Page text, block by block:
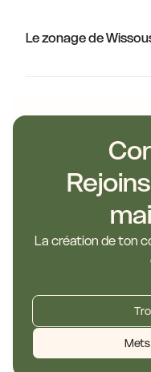
Le zonage de
La création de ton